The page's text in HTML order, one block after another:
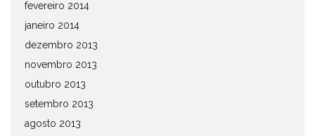
fevereiro 2014
janeiro 2014
dezembro 2013
novembro 2013
outubro 2013
setembro 2013
agosto 2013